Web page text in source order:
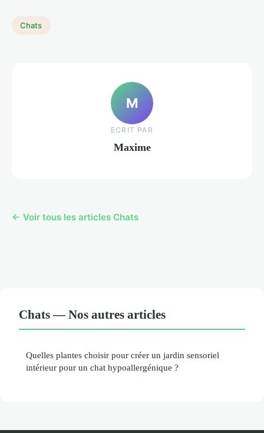
Chats
M
ECRIT PAR
Maxime
← Voir tous les articles Chats
Chats — Nos autres articles
Quelles plantes choisir pour créer un jardin sensoriel
intérieur pour un chat hypoallergénique ?